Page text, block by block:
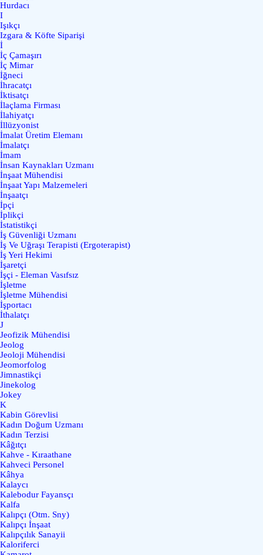
Hurdacı
I
Işıkçı
Izgara & Köfte Siparişi
İ
İç Çamaşırı
İç Mimar
İğneci
İhracatçı
İktisatçı
İlaçlama Firması
İlahiyatçı
İllüzyonist
İmalat Üretim Elemanı
İmalatçı
İmam
İnsan Kaynakları Uzmanı
İnşaat Mühendisi
İnşaat Yapı Malzemeleri
İnşaatçı
İpçi
İplikçi
İstatistikçi
İş Güvenliği Uzmanı
İş Ve Uğraşı Terapisti (Ergoterapist)
İş Yeri Hekimi
İşaretçi
İşçi - Eleman Vasıfsız
İşletme
İşletme Mühendisi
İşportacı
İthalatçı
J
Jeofizik Mühendisi
Jeolog
Jeoloji Mühendisi
Jeomorfolog
Jimnastikçi
Jinekolog
Jokey
K
Kabin Görevlisi
Kadın Doğum Uzmanı
Kadın Terzisi
Kâğıtçı
Kahve - Kıraathane
Kahveci Personel
Kâhya
Kalaycı
Kalebodur Fayansçı
Kalfa
Kalıpçı (Otm. Sny)
Kalıpçı İnşaat
Kalıpçılık Sanayii
Kaloriferci